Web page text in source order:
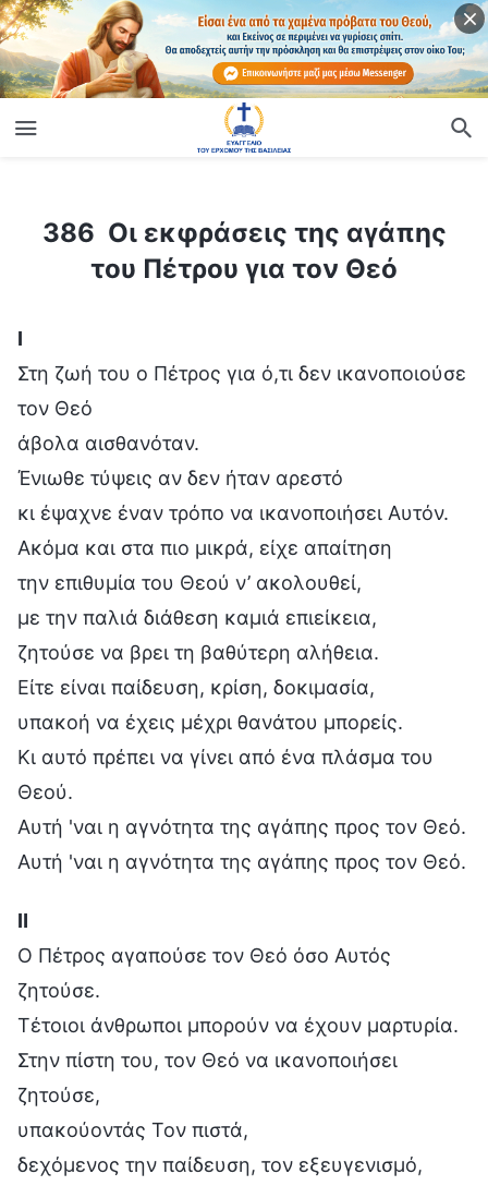
386 Οι εκφράσεις της αγάπης
του Πέτρου για τον Θεό
Ⅰ
Στη ζωή του ο Πέτρος για ό,τι δεν ικανοποιούσε
τον Θεό
άβολα αισθανόταν.
Ένιωθε τύψεις αν δεν ήταν αρεστό
κι έψαχνε έναν τρόπο να ικανοποιήσει Αυτόν.
Ακόμα και στα πιο μικρά, είχε απαίτηση
την επιθυμία του Θεού ν’ ακολουθεί,
με την παλιά διάθεση καμιά επιείκεια,
ζητούσε να βρει τη βαθύτερη αλήθεια.
Είτε είναι παίδευση, κρίση, δοκιμασία,
υπακοή να έχεις μέχρι θανάτου μπορείς.
Κι αυτό πρέπει να γίνει από ένα πλάσμα του
Θεού.
Αυτή 'ναι η αγνότητα της αγάπης προς τον Θεό.
Αυτή 'ναι η αγνότητα της αγάπης προς τον Θεό.
Ⅱ
Ο Πέτρος αγαπούσε τον Θεό όσο Αυτός
ζητούσε.
Τέτοιοι άνθρωποι μπορούν να έχουν μαρτυρία.
Στην πίστη του, τον Θεό να ικανοποιήσει
ζητούσε,
υπακούοντάς Τον πιστά,
δεχόμενος την παίδευση, τον εξευγενισμό,